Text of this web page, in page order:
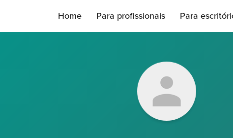
Home Para profissionais Para